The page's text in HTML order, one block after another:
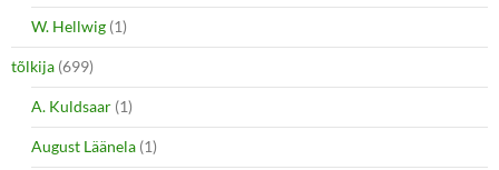
W. Hellwig (1)
tõlkija (699)
A. Kuldsaar (1)
August Läänela (1)